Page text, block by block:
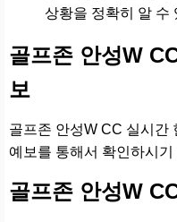
상황을 정확히 알 수
골프존 안성W
보
골프존 안성W CC 실시간
예보를 통해서 확인하시기
골프존 안성W